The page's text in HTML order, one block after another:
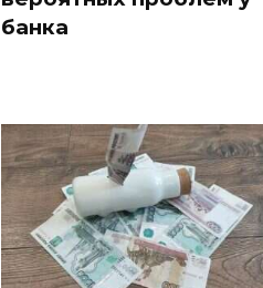
банка